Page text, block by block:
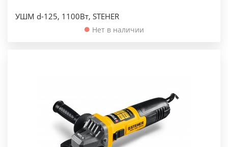
УШМ d-125, 1100Вт, STEHER
Нет в наличии